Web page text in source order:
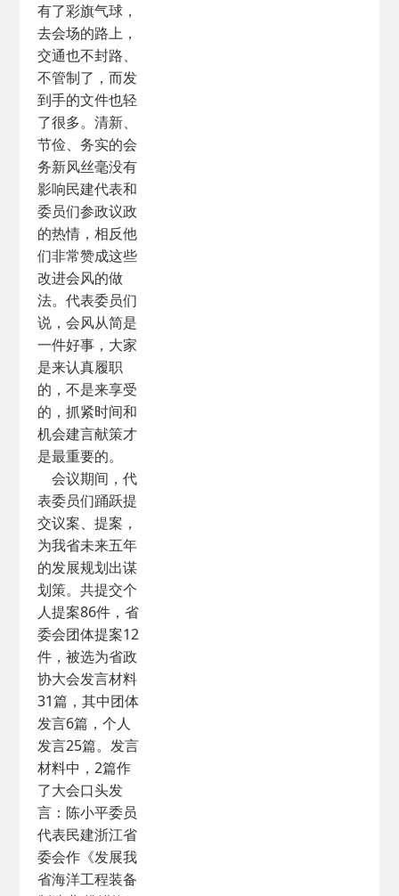
有了彩旗气球，
去会场的路上，
交通也不封路、
不管制了，而发
到手的文件也轻
了很多。清新、
节俭、务实的会
务新风丝毫没有
影响民建代表和
委员们参政议政
的热情，相反他
们非常赞成这些
改进会风的做
法。代表委员们
说，会风从简是
一件好事，大家
是来认真履职
的，不是来享受
的，抓紧时间和
机会建言献策才
是最重要的。
会议期间，代
表委员们踊跃提
交议案、提案，
为我省未来五年
的发展规划出谋
划策。共提交个
人提案86件，省
委会团体提案12
件，被选为省政
协大会发言材料
31篇，其中团体
发言6篇，个人
发言25篇。发言
材料中，2篇作
了大会口头发
言：陈小平委员
代表民建浙江省
委会作《发展我
省海洋工程装备